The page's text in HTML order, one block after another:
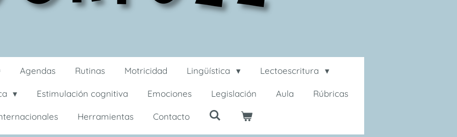
Agendas Rutinas Motricidad Lingüística Lectoescritura
Estimulación cognitiva Emociones Legislación Aula Rúbricas
Herramientas Contacto